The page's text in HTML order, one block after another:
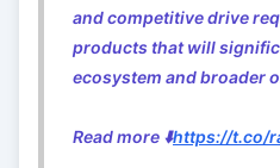
and competitive drive
products that will
ecosystem and broader
Read more ⬇️https://t.co/